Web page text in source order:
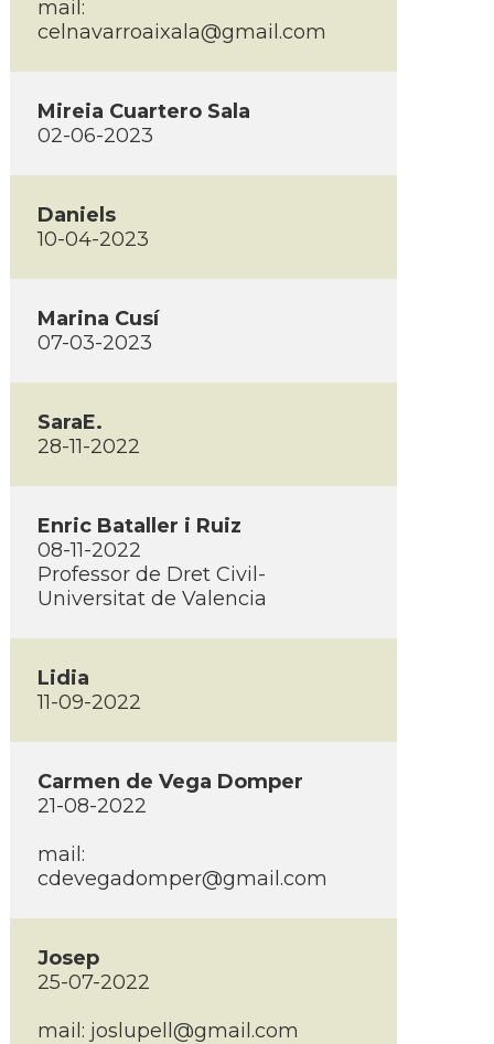
mail:
celnavarroaixala@gmail.com
Mireia Cuartero Sala
02-06-2023
Daniels
10-04-2023
Marina Cusí­
07-03-2023
SaraE.
28-11-2022
Enric Bataller i Ruiz
08-11-2022
Professor de Dret Civil-
Universitat de Valencia
Lidia
11-09-2022
Carmen de Vega Domper
21-08-2022
mail:
cdevegadomper@gmail.com
Josep
25-07-2022
mail: joslupell@gmail.com